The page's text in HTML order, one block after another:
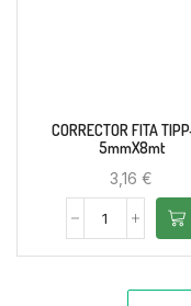
CORRECTOR FITA
5mmX8mt
3,16€